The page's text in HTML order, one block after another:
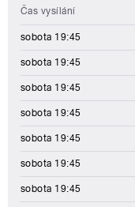
Čas vysílání
sobota 19:45
sobota 19:45
sobota 19:45
sobota 19:45
sobota 19:45
sobota 19:45
sobota 19:45